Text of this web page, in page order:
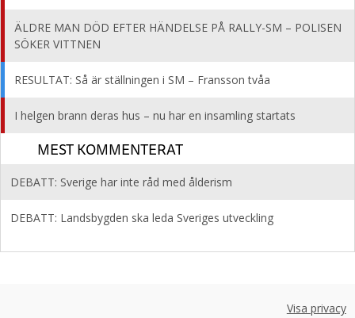
ÄLDRE MAN DÖD EFTER HÄNDELSE PÅ RALLY-SM – POLISEN
SÖKER VITTNEN
RESULTAT: Så är ställningen i SM – Fransson tvåa
I helgen brann deras hus – nu har en insamling startats
MEST KOMMENTERAT
DEBATT: Sverige har inte råd med ålderism
DEBATT: Landsbygden ska leda Sveriges utveckling
Visa privacy